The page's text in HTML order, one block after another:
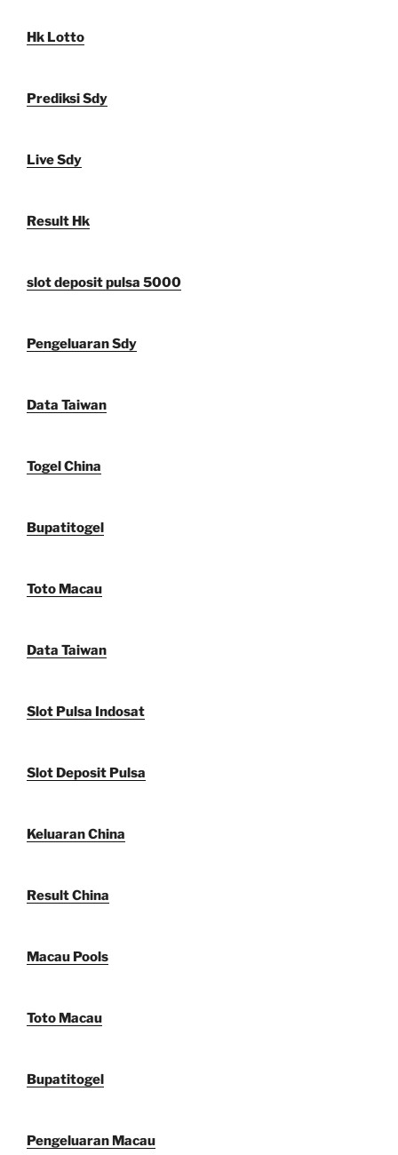
Hk Lotto
Prediksi Sdy
Live Sdy
Result Hk
slot deposit pulsa 5000
Pengeluaran Sdy
Data Taiwan
Togel China
Bupatitogel
Toto Macau
Data Taiwan
Slot Pulsa Indosat
Slot Deposit Pulsa
Keluaran China
Result China
Macau Pools
Toto Macau
Bupatitogel
Pengeluaran Macau